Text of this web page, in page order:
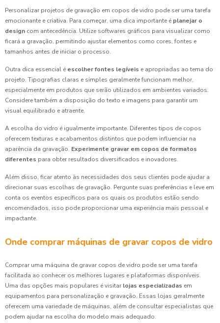
Personalizar projetos de gravação em copos de vidro pode ser uma tarefa
emocionante e criativa. Para começar, uma dica importante é planejar o
design com antecedência. Utilize softwares gráficos para visualizar como
ficará a gravação, permitindo ajustar elementos como cores, fontes e
tamanhos antes de iniciar o processo.
Outra dica essencial é escolher fontes legíveis e apropriadas ao tema do
projeto. Tipografias claras e simples geralmente funcionam melhor,
especialmente em produtos que serão utilizados em ambientes variados.
Considere também a disposição do texto e imagens para garantir um
visual equilibrado e atraente.
A escolha do vidro é igualmente importante. Diferentes tipos de copos
oferecem texturas e acabamentos distintos que podem influenciar na
aparência da gravação. Experimente gravar em copos de formatos
diferentes para obter resultados diversificados e inovadores.
Além disso, ficar atento às necessidades dos seus clientes pode ajudar a
direcionar suas escolhas de gravação. Pergunte suas preferências e leve em
conta os eventos específicos para os quais os produtos estão sendo
encomendados, isso pode proporcionar uma experiência mais pessoal e
impactante.
Onde comprar máquinas de gravar copos de vidro
Comprar uma máquina de gravar copos de vidro pode ser uma tarefa
facilitada ao conhecer os melhores lugares e plataformas disponíveis.
Uma das opções mais populares é visitar lojas especializadas em
equipamentos para personalização e gravação. Essas lojas geralmente
oferecem uma variedade de máquinas, além de consultar especialistas que
podem ajudar na escolha do modelo mais adequado.